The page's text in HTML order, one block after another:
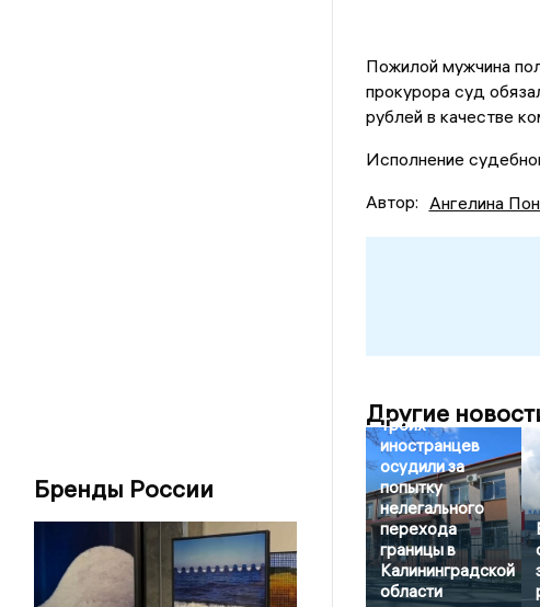
Бренды России
Пожилой мужчина
прокурора суд
рублей в качестве
Исполнение
Автор: Ангелина
Другие
Троих
иностранцев
осудили за
попытку
нелегального
перехода
границы в
Калининградской
области